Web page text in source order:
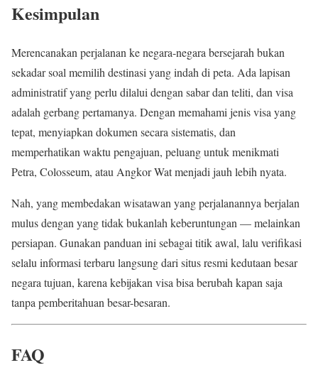
Kesimpulan
Merencanakan perjalanan ke negara-negara bersejarah bukan
sekadar soal memilih destinasi yang indah di peta. Ada lapisan
administratif yang perlu dilalui dengan sabar dan teliti, dan visa
adalah gerbang pertamanya. Dengan memahami jenis visa yang
tepat, menyiapkan dokumen secara sistematis, dan
memperhatikan waktu pengajuan, peluang untuk menikmati
Petra, Colosseum, atau Angkor Wat menjadi jauh lebih nyata.
Nah, yang membedakan wisatawan yang perjalanannya berjalan
mulus dengan yang tidak bukanlah keberuntungan — melainkan
persiapan. Gunakan panduan ini sebagai titik awal, lalu verifikasi
selalu informasi terbaru langsung dari situs resmi kedutaan besar
negara tujuan, karena kebijakan visa bisa berubah kapan saja
tanpa pemberitahuan besar-besaran.
FAQ